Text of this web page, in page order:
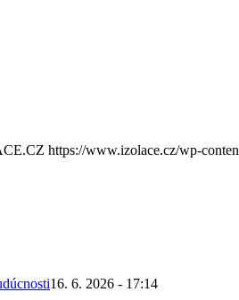
https://www.izolace.cz/wp-
16. 6. 2026 - 17:14